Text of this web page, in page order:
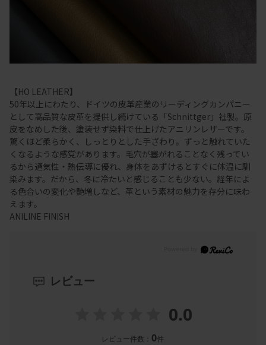
【HO LEATHER】
50年以上にわたり、ドイツの皮革産業のリーディングカンパニー
として高品質な皮革を提供し続けている「Schnittger」社製。原
皮をなめした後、塗装せず染料で仕上げたアニリンレザーです。
驚くほど柔らかく、しっとりとした手ざわり。ずっと触れていた
くなるような感覚があります。毛穴が塞がれることなく残ってい
るから通気性・熱伝導に優れ、身体をあずけるとすぐに体温に馴
染みます。だから、冬に冷たいと感じることも少ない。経年によ
る色合いの変化や艶増しなど、革という素材の魅力を存分に味わ
えます。
ANILINE FINISH
レビュー
0.0
レビュー件数： 0件